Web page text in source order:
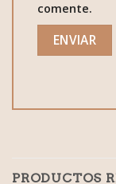
comente.
PRODUCTOS